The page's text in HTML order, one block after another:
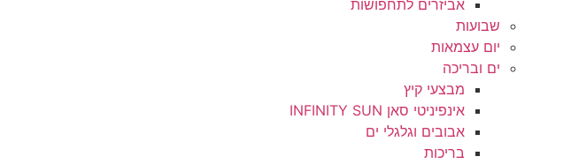
אביזרים לתחפושות
שבועות
יום עצמאות
ים ובריכה
מבצעי קיץ
אינפיניטי סאן INFINITY SUN
אבובים וגלגלי ים
בריכות